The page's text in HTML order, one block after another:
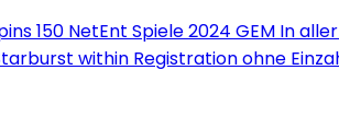
150 NetEnt Spiele 2024 GEM In
within Registration ohne